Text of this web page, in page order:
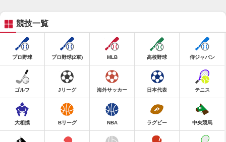
競技一覧
プロ野球 プロ野球(2軍) MLB 高校野球 侍ジャパン
ゴルフ Jリーグ 海外サッカー 日本代表 テニス
大相撲 Bリーグ NBA ラグビー 中央競馬